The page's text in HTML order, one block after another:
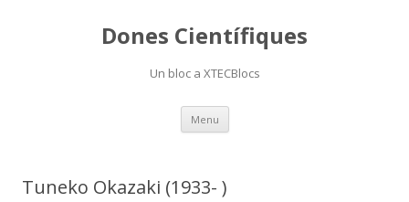
Dones Científiques
Un bloc a XTECBlocs
Menu Skip
content
Tuneko Okazaki (1933- )